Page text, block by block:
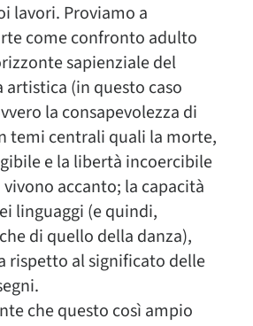
lavori. Proviamo a
come confronto adulto
sapienziale del
artistica (in questo caso
la consapevolezza di
temi centrali quali la morte,
e la libertà incoercibile
accanto; la capacità
linguaggi (e quindi,
di quello della danza),
rispetto al significato delle
che questo così ampio